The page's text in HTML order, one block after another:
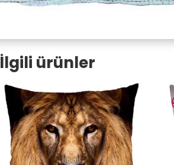
İlgili ürünler